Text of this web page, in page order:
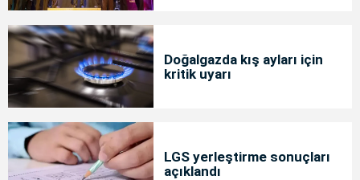
Doğalgazda kış ayları için
kritik uyarı
LGS yerleştirme sonuçları
açıklandı